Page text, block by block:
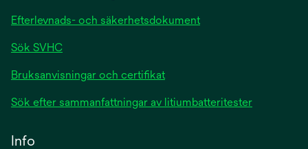
Efterlevnads- och säkerhetsdokument
Sök SVHC
Bruksanvisningar och certifikat
Sök efter sammanfattningar av litiumbatteritester
Info